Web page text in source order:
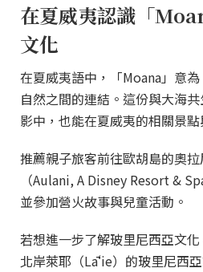
在夏威夷認識「
文化
在夏威夷語中，「Moana」意
自然之間的連結。這份與大海
影中，也能在夏威夷的相關景點
推薦親子旅客前往歐胡島的奧
（Aulani, A Disney Resort &
並參加營火故事與兒童活動。
若想進一步了解玻里尼西亞文
北岸萊耶（Lāʻie）的玻里尼西